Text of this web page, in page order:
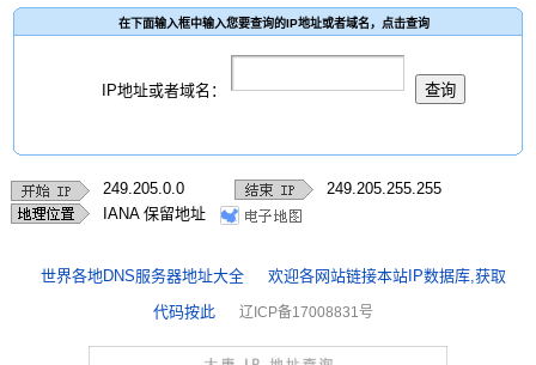
在下面输入框中输入您要查询的IP地址或者域名，点击查询
IP地址或者域名：
249.205.0.0
249.205.255.255
IANA 保留地址
世界各地DNS服务器地址大全
欢迎各网站链接本站IP数据库,获取
代码按此
辽ICP备17008831号